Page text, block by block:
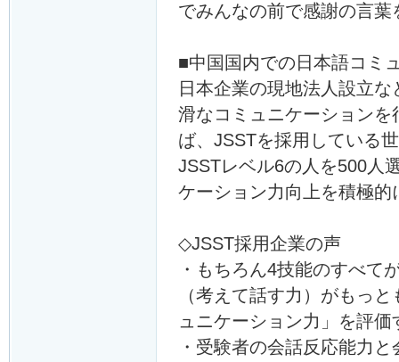
でみんなの前で感謝の言
■中国国内での日本語コミ
日本企業の現地法人設立
滑なコミュニケーション
ば、JSSTを採用している
JSSTレベル6の人を500人
ケーション力向上を積極的
◇JSST採用企業の声
・もちろん4技能のすべて
（考えて話す力）がもっ
ュニケーション力」を評
・受験者の会話反応能力